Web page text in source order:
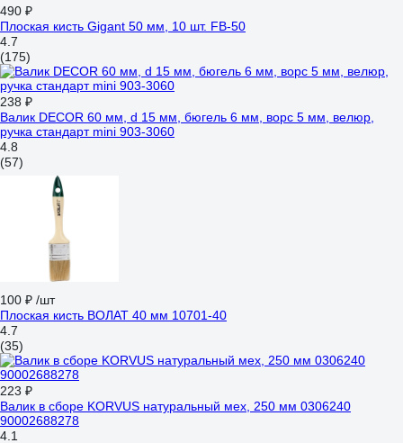
490 ₽
Плоская кисть Gigant 50 мм, 10 шт. FB-50
4.7
(175)
238 ₽
Валик DECOR 60 мм, d 15 мм, бюгель 6 мм, ворс 5 мм, велюр,
ручка стандарт mini 903-3060
4.8
(57)
100 ₽ /шт
Плоская кисть ВОЛАТ 40 мм 10701-40
4.7
(35)
223 ₽
Валик в сборе KORVUS натуральный мех, 250 мм 0306240
90002688278
4.1